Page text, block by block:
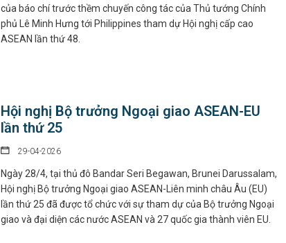
của báo chí trước thềm chuyến công tác của Thủ tướng Chính
phủ Lê Minh Hưng tới Philippines tham dự Hội nghị cấp cao
ASEAN lần thứ 48.
Hội nghị Bộ trưởng Ngoại giao ASEAN-EU
lần thứ 25
29-04-2026
Ngày 28/4, tại thủ đô Bandar Seri Begawan, Brunei Darussalam,
Hội nghị Bộ trưởng Ngoại giao ASEAN-Liên minh châu Âu (EU)
lần thứ 25 đã được tổ chức với sự tham dự của Bộ trưởng Ngoại
giao và đại diện các nước ASEAN và 27 quốc gia thành viên EU.